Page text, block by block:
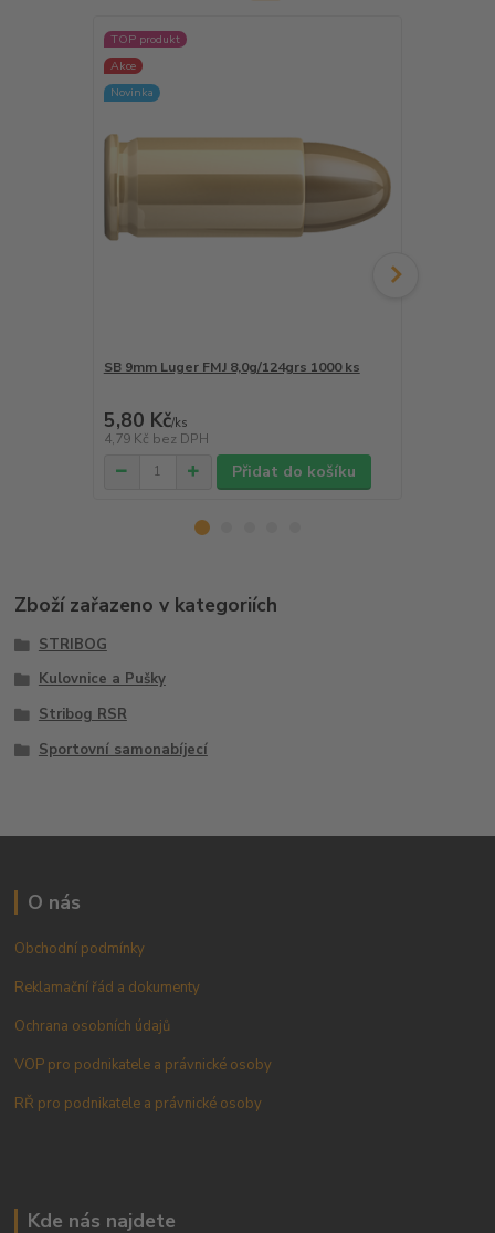
TOP produkt
Akce
Novinka
SB 9mm Luger FMJ 8,0g/124grs 1000 ks
5,80 Kč/ks
4,79 Kč bez DPH
Přidat do košíku
Zboží zařazeno v kategoriích
STRIBOG
Kulovnice a Pušky
Stribog RSR
Sportovní samonabíjecí
O nás
Obchodní podmínky
Reklamační řád a dokumenty
Ochrana osobních údajů
VOP pro podnikatele a právnické osoby
RŘ pro podnikatele a právnické osoby
Kde nás najdete